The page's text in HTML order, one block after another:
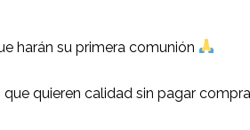
harán su primera comunión
que quieren calidad sin pagar